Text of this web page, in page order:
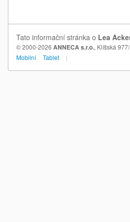
Tato informační stránka o Lea
© 2000-2026 ANNECA s.r.o., Klíšská
Mobilní
Tablet |